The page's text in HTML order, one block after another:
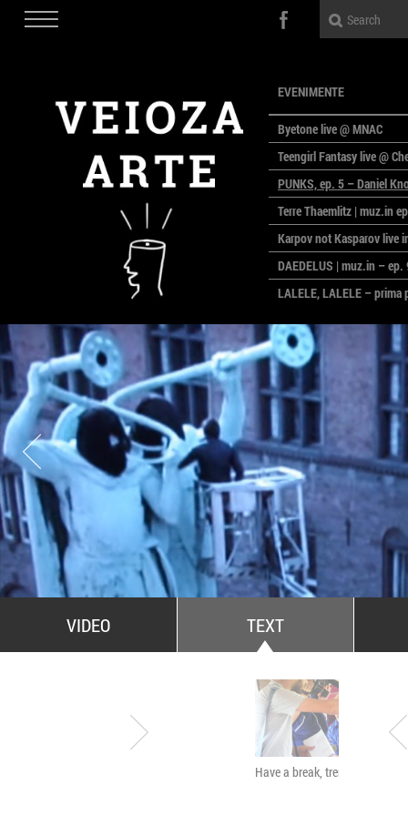
EVENIMENTE
Byetone live @ MNAC
Teengirl Fantasy live @
PUNKS, ep. 5 – Daniel
Terre Thaemlitz | muz.in
Karpov not Kasparov live
DAEDELUS | muz.in – ep.
LALELE, LALELE – prima
CinePOLSKA – filme
PEOPLE OF ROMANIA se
Simeza
All Stars For Outernational
VIDEO TEXT
Have a break, trensformers